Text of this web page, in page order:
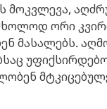
მოკვლევა,
ორი
მასალებს.